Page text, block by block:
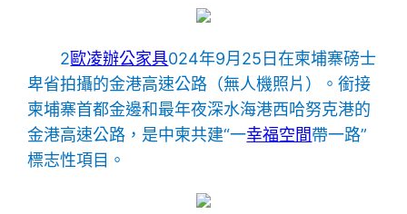
2歐凌辦公家具024年9月25日在柬埔寨磅士
卑省拍攝的金港高速公路（無人機照片）。銜接
柬埔寨首都金邊和最年夜深水海港西哈努克港的
金港高速公路，是中柬共建“一幸福空間帶一路”
標志性項目。